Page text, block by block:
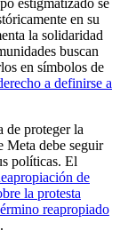
en su
la solidaridad
buscan
en símbolos de
a definirse a
de proteger la
Meta debe seguir
políticas. El
de
la protesta
reapropiado